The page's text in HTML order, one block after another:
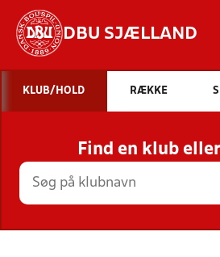
DBU SJÆLLAND
STILLINGER,
HOLD
KLUB/HOLD RÆKKE
Find en klub